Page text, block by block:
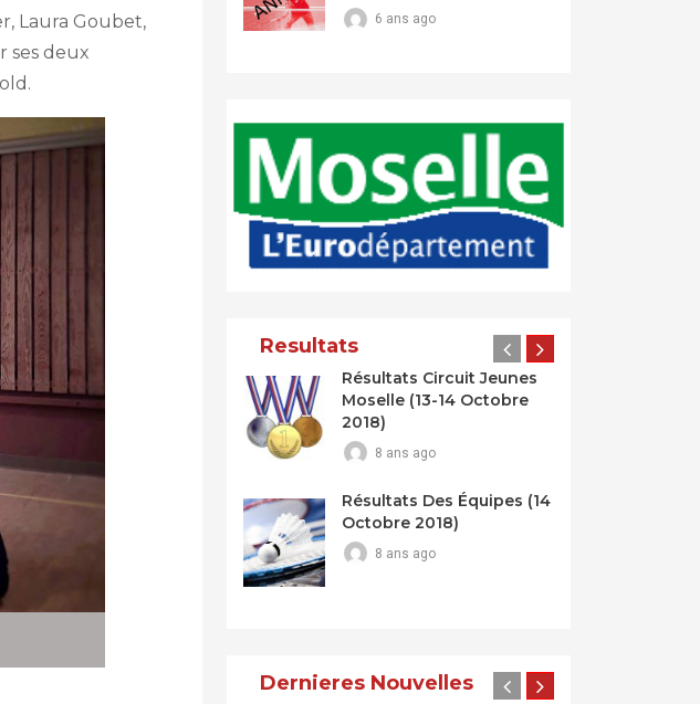
Laura Goubet,
ses deux
6 ans ago
Resultats
Résultats Circuit Jeunes
Moselle (13-14 Octobre
2018)
8 ans ago
Résultats Des Équipes (14
Octobre 2018)
8 ans ago
Dernieres Nouvelles